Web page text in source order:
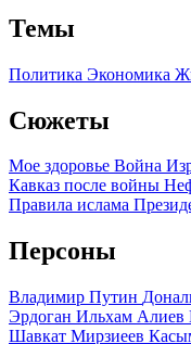
Темы
Политика Экономика
Сюжеты
Мое здоровье Война
Кавказ после войны
Правила ислама
Персоны
Владимир Путин
Эрдоган Ильхам Алиев
Шавкат Мирзиеев